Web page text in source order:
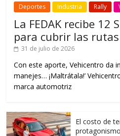
Deportes Industria Rally
La FEDAK recibe 12
para cubrir las
31 de julio de 2026
Con este aporte, Vehicentro da
manejes… ¡Maltrátala!’
marca automotriz
El costo de